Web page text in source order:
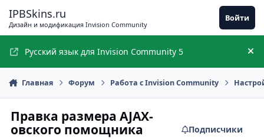
IPBSkins.ru
Дизайн и модификация Invision Community
Войти
Русский язык для Invision Community 5
Главная Форум Работа с Invision Community
Правка размера AJAX-
овского помощника
Подписчики